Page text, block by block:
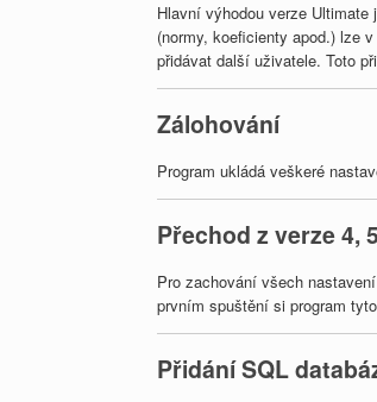
Hlavní výhodou verze
(normy, koeficienty apod.) lze
přidávat další uživatele. Toto
Zálohování
Program ukládá veškeré
Přechod z verze 4,
Pro zachování všech
prvním spuštění si program
Přidání SQL